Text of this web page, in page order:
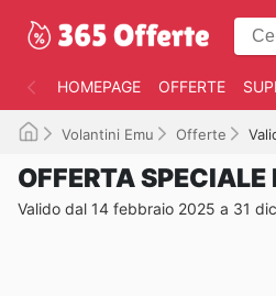
HOMEPAGE OFFERTE
Volantini Emu Offerte
OFFERTA SPECIALE
Valido dal 14 febbraio 2025 a 31